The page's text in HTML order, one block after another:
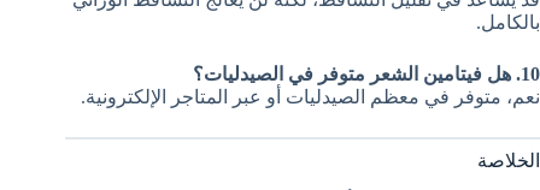
بالكامل.
10. هل فيتامين الشعر متوفر في الصيدليات؟
نعم، متوفر في معظم الصيدليات أو عبر المتاجر الإلكترونية.
الخلاصة